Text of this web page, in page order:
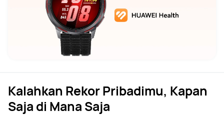
Kalahkan Rekor Pribadimu, Kapan
Saja di Mana Saja